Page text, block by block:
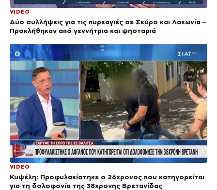
VIDEO
Δύο συλλήψεις για τις πυρκαγιές σε Σκύρο και Λακωνία –
Προκλήθηκαν από γεννήτρια και ψησταριά
VIDEO
Κυψέλη: Προφυλακίστηκε ο 26χρονος που κατηγορείται
για τη δολοφονία της 38χρονης Βρετανίδας